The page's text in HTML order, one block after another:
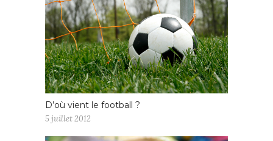
D’où vient le football ?
5 juillet 2012